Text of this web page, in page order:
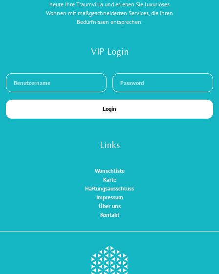
heute Ihre Traumvilla und erleben Sie luxuriöses
Wohnen mit maßgeschneiderten Services, die Ihren
Bedürfnissen entsprechen.
Links
Wunschliste
Karte
Haftungsausschluss
Impressum
Über uns
Kontakt
VIP Login
Login